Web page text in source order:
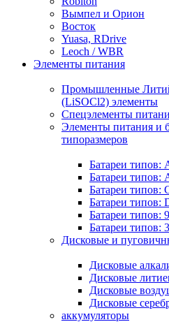
Вымпел и Орион
Восток
Yuasa, RDrive
Leoch / WBR
Элементы питания
Промышленные
(LiSOCl2) элементы
Спецэлементы
Элементы питания и
типоразмеров
Батареи типов:
Батареи типов:
Батареи типов:
Батареи типов:
Батареи типов:
Батареи типов:
Дисковые и
Дисковые
Дисковые
Дисковые
Дисковые
аккумуляторы